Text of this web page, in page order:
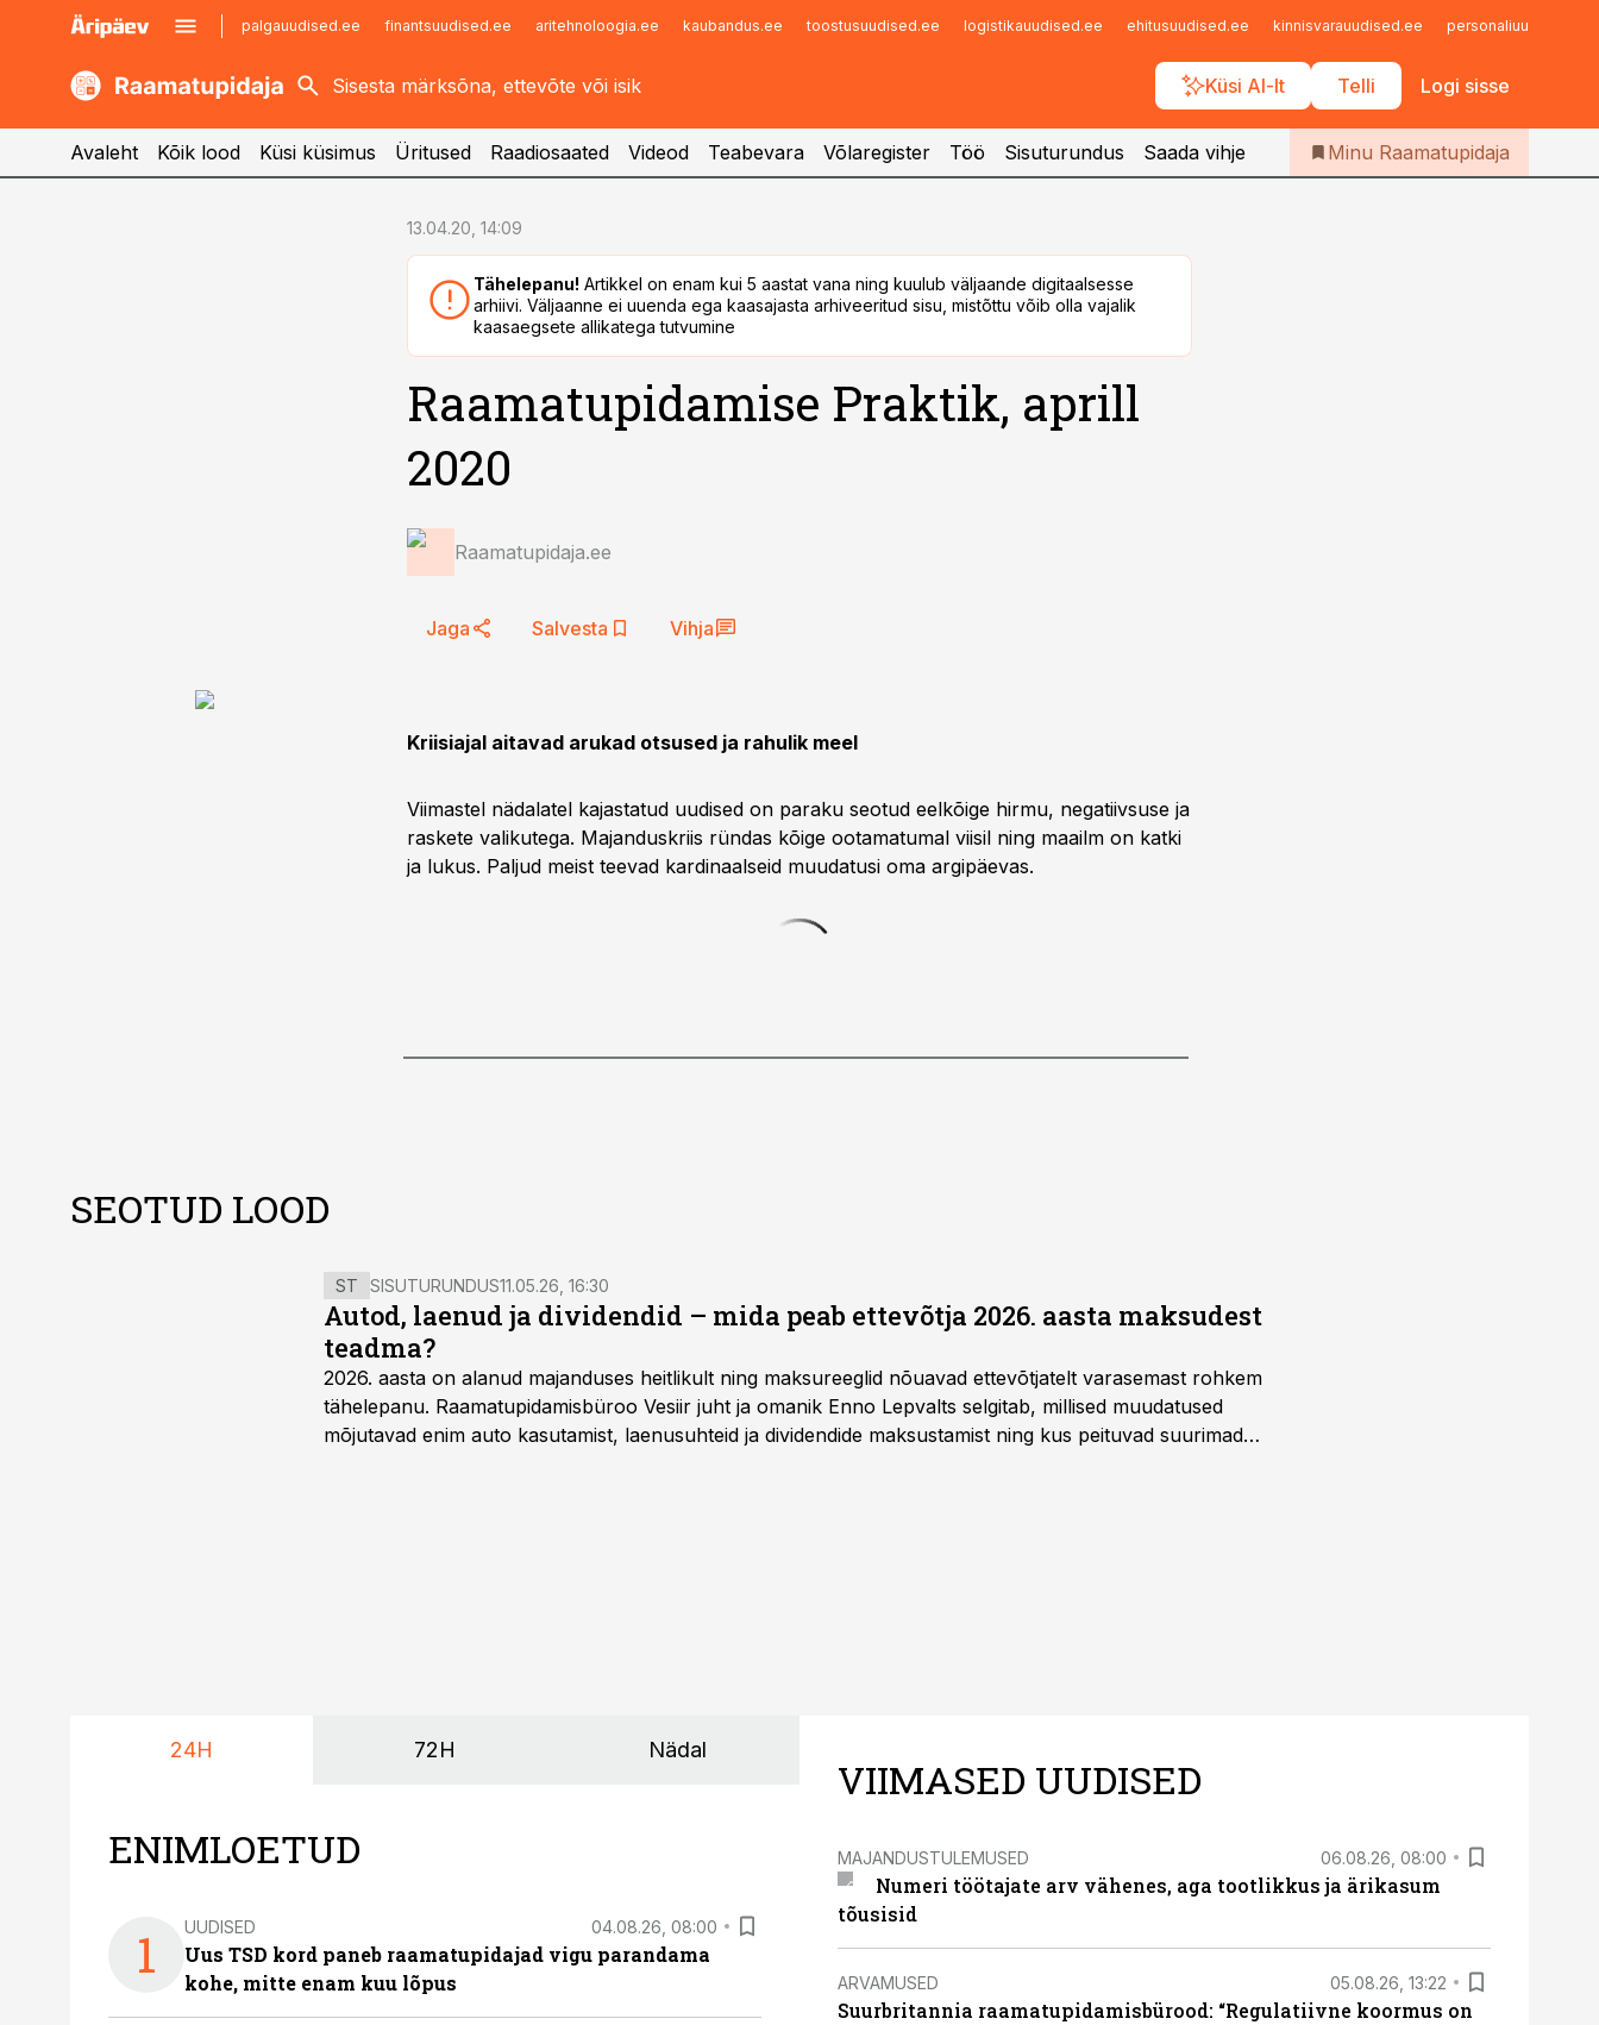
palgauudised.ee finantsuudised.ee aritehnoloogia.ee kaubandus.ee toostusuudised.ee logistikauudised.ee ehitusuudised.ee kinnisvarauudised.ee personaliuudised.ee
Küsi AI-lt Telli Logi sisse
kaubandus.ee
kinnisvarauudised.ee
imelineajalugu.ee
Infopank
Iseteenindus
Telli Raamatupidaja
Avaleht Kõik lood Küsi küsimus Üritused Raadiosaated Videod Teabevara Võlaregister Töö Sisuturundus Saada vihje Minu Raamatupidaja
13.04.20, 14:09
Tähelepanu! Artikkel on enam kui 5 aastat vana ning kuulub väljaande digitaalsesse
arhiivi. Väljaanne ei uuenda ega kaasajasta arhiveeritud sisu, mistõttu võib olla vajalik
kaasaegsete allikatega tutvumine
Raamatupidamise Praktik, aprill
2020
Raamatupidaja.ee
Jaga Salvesta Vihja
Kriisiajal aitavad arukad otsused ja rahulik meel
Viimastel nädalatel kajastatud uudised on paraku seotud eelkõige hirmu, negatiivsuse ja
raskete valikutega. Majanduskriis ründas kõige ootamatumal viisil ning maailm on katki
ja lukus. Paljud meist teevad kardinaalseid muudatusi oma argipäevas.
SEOTUD LOOD
ST SISUTURUNDUS11.05.26, 16:30
Autod, laenud ja dividendid – mida peab ettevõtja 2026. aasta maksudest
teadma?
2026. aasta on alanud majanduses heitlikult ning maksureeglid nõuavad ettevõtjatelt varasemast rohkem
tähelepanu. Raamatupidamisbüroo Vesiir juht ja omanik Enno Lepvalts selgitab, millised muudatused
mõjutavad enim auto kasutamist, laenusuhteid ja dividendide maksustamist ning kus peituvad suurimad
24H 72H Nädal
ENIMLOETUD
1 UUDISED 04.08.26, 08:00
Uus TSD kord paneb raamatupidajad vigu parandama
kohe, mitte enam kuu lõpus
VIIMASED UUDISED
MAJANDUSTULEMUSED 06.08.26, 08:00
Numeri töötajate arv vähenes, aga tootlikkus ja ärikasum
tõusisid
ARVAMUSED 05.08.26, 13:22
Suurbritannia raamatupidamisbürood: “Regulatiivne koormus on